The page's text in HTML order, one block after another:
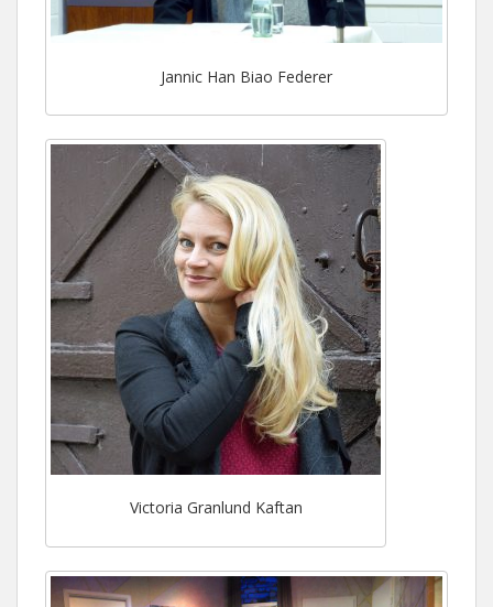
Jannic Han Biao Federer
Victoria Granlund Kaftan